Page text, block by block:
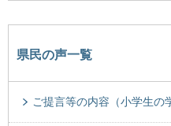
県民の声一覧
ご提言等の内容（小学生の